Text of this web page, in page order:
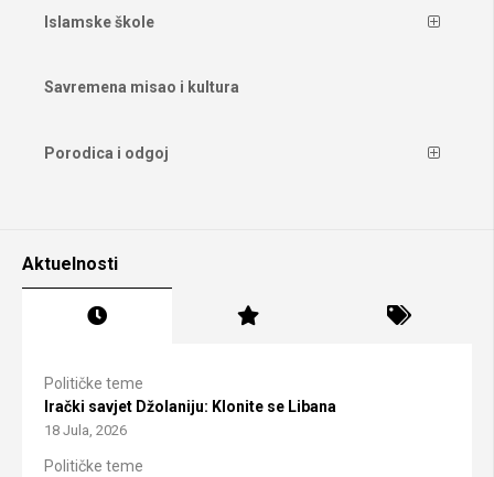
Islamske škole
Savremena misao i kultura
Porodica i odgoj
Aktuelnosti
Političke teme
Irački savjet Džolaniju: Klonite se Libana
18 Jula, 2026
Političke teme